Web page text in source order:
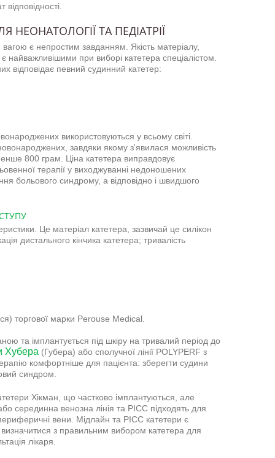
ТА ПЕДІАТРІЇ
є непростим завданням. Якість матеріалу,
найважливішими при виборі катетера спеціалістом.
відповідає певний судинний катетер:
використовуються у всьому світі.
завдяки якому з'явилася можливість
800 грам. Ціна катетера виправдовує
терапії у виходжуванні недоношених
больового синдрому, а відповідно і швидшого
Це матеріал катетера, зазвичай це силікон
дистального кінчика катетера; тривалість
торгової марки Perouse Medical.
та імплантується під шкіру на тривалий період до
Хубера (Губера) або сполучної лінії POLYPERF з
комфортніше для пацієнта: зберегти судини
синдром.
Хікман, що частково імплантуються, але
серединна венозна лінія та PICC підходять для
вени. Мідлайн та PICC катетери є
з правильним вибором катетера для
лікаря.